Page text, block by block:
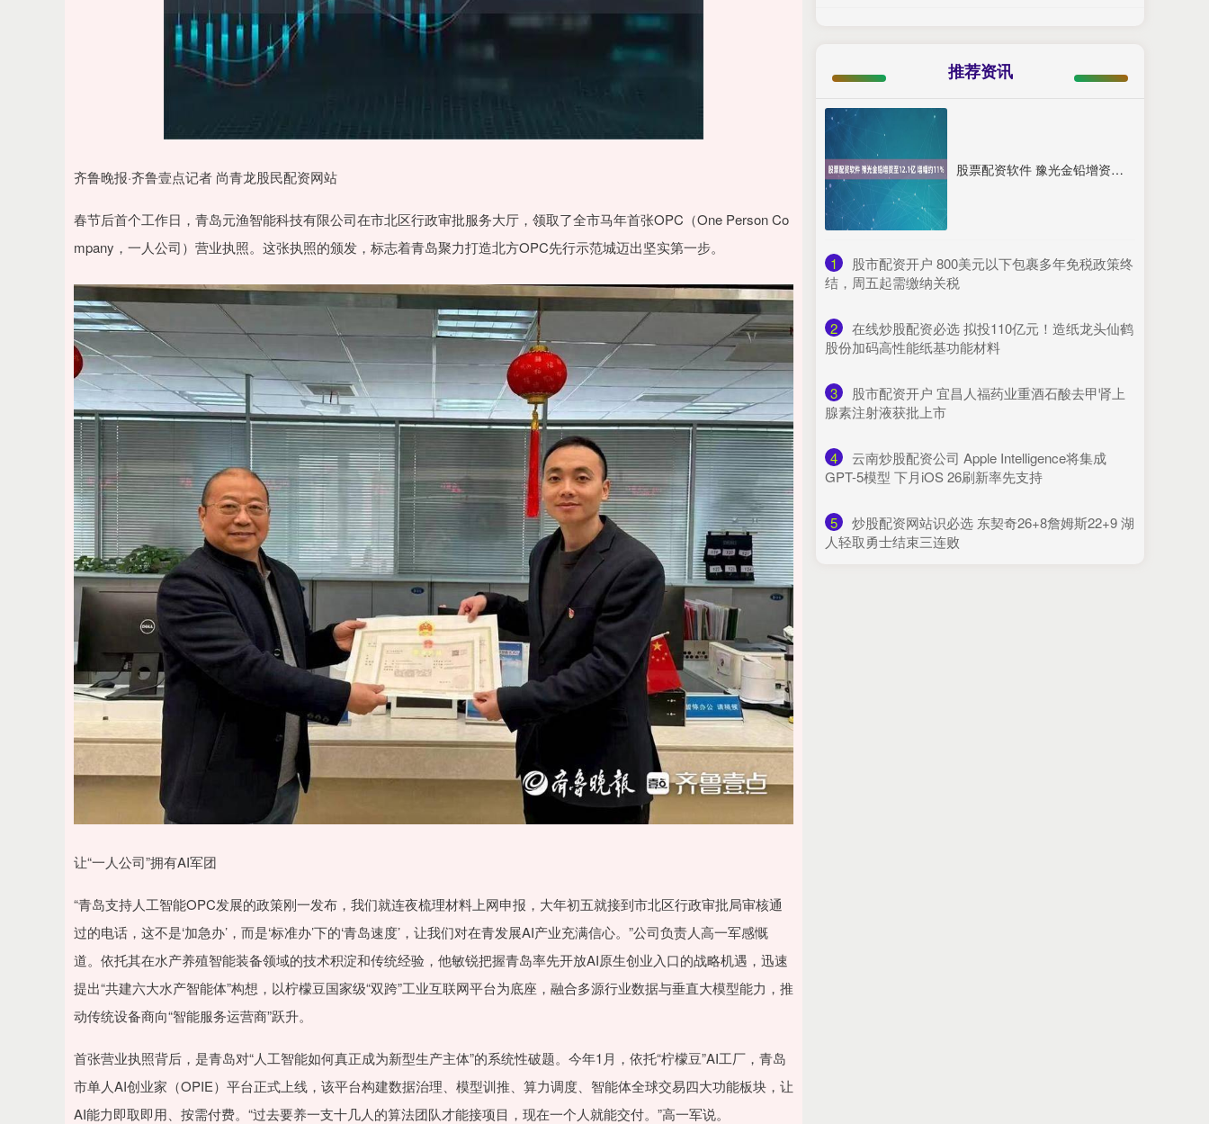
齐鲁晚报·齐鲁壹点记者 尚青龙股民配资网站
春节后首个工作日，青岛元渔智能科技有限公司在市北区行政审批服务大厅，领取了全市马年首张OPC（One Person Co
mpany，一人公司）营业执照。这张执照的颁发，标志着青岛聚力打造北方OPC先行示范城迈出坚实第一步。
让“一人公司”拥有AI军团
“青岛支持人工智能OPC发展的政策刚一发布，我们就连夜梳理材料上网申报，大年初五就接到市北区行政审批局审核通
过的电话，这不是‘加急办’，而是‘标准办’下的‘青岛速度’，让我们对在青发展AI产业充满信心。”公司负责人高一军感慨
道。依托其在水产养殖智能装备领域的技术积淀和传统经验，他敏锐把握青岛率先开放AI原生创业入口的战略机遇，迅速
提出“共建六大水产智能体”构想，以柠檬豆国家级“双跨”工业互联网平台为底座，融合多源行业数据与垂直大模型能力，推
动传统设备商向“智能服务运营商”跃升。
首张营业执照背后，是青岛对“人工智能如何真正成为新型生产主体”的系统性破题。今年1月，依托“柠檬豆”AI工厂，青岛
市单人AI创业家（OPIE）平台正式上线，该平台构建数据治理、模型训推、算力调度、智能体全球交易四大功能板块，让
AI能力即取即用、按需付费。“过去要养一支十几人的算法团队才能接项目，现在一个人就能交付。”高一军说。
推荐资讯
股票配资软件 豫光金铅增资至12.1亿 增幅约11%
1
​股市配资开户 800美元以下包裹多年免税政策终
结，周五起需缴纳关税
2
​在线炒股配资必选 拟投110亿元！造纸龙头仙鹤
股份加码高性能纸基功能材料
3
​股市配资开户 宜昌人福药业重酒石酸去甲肾上
腺素注射液获批上市
4
​云南炒股配资公司 Apple Intelligence将集成
GPT-5模型 下月iOS 26刷新率先支持
5
​炒股配资网站识必选 东契奇26+8詹姆斯22+9 湖
人轻取勇士结束三连败